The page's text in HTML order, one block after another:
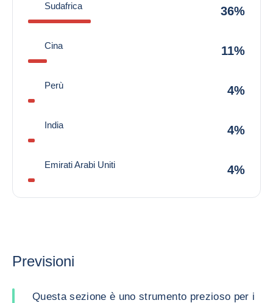
Sudafrica 36%
Cina 11%
Perù 4%
India 4%
Emirati Arabi Uniti 4%
Previsioni
Questa sezione è uno strumento prezioso per i